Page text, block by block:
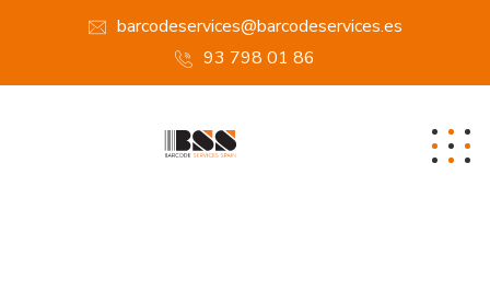
barcodeservices@barcodeservices.es
93 798 01 86